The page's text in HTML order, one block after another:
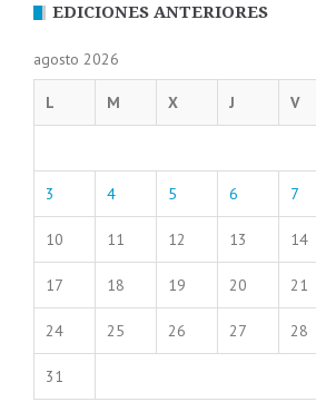
EDICIONES ANTERIORES
agosto 2026
L M X J V
3 4 5 6 7
10 11 12 13 14
17 18 19 20 21
24 25 26 27 28
31